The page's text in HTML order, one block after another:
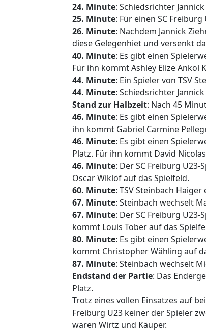
24. Minute: Schiedsrichter
25. Minute: Für einen SC
26. Minute: Nachdem Jannick
diese Gelegenhiet und versenkt
40. Minute: Es gibt einen
Für ihn kommt Ashley Elize Ankol
44. Minute: Ein Spieler von TSV
44. Minute: Schiedsrichter
Stand zur Halbzeit: Nach 45
46. Minute: Es gibt einen
ihn kommt Gabriel Carmine
46. Minute: Es gibt einen
Platz. Für ihn kommt David
46. Minute: Der SC Freiburg
Oscar Wiklöf auf das Spielfeld.
60. Minute: TSV Steinbach
67. Minute: Steinbach wechselt
67. Minute: Der SC Freiburg
kommt Louis Tober auf das
80. Minute: Es gibt einen
kommt Christopher Wähling auf
87. Minute: Steinbach wechselt
Endstand der Partie: Das
Platz.
Trotz eines vollen Einsatzes auf
Freiburg U23 keiner der Spieler
waren Wirtz und Käuper.